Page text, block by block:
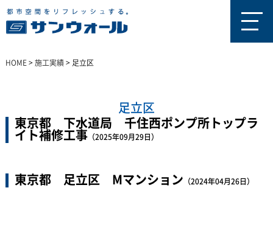
HOME> 施工実績> 足立区
足立区
東京都 下水道局 千住西ポンプ所トップラ
イト補修工事（2025年09月29日）
東京都 足立区 Mマンション （2024年04月26日）